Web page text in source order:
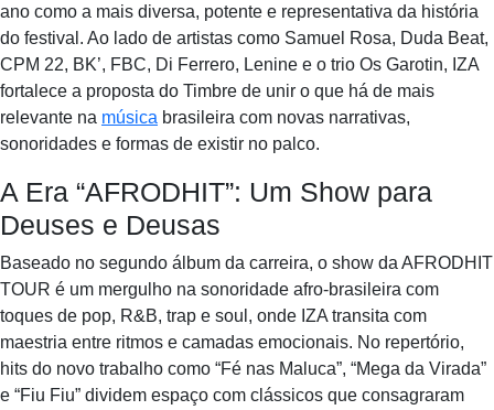
ano como a mais diversa, potente e representativa da história
do festival. Ao lado de artistas como Samuel Rosa, Duda Beat,
CPM 22, BK’, FBC, Di Ferrero, Lenine e o trio Os Garotin, IZA
fortalece a proposta do Timbre de unir o que há de mais
relevante na música brasileira com novas narrativas,
sonoridades e formas de existir no palco.
A Era “AFRODHIT”: Um Show para
Deuses e Deusas
Baseado no segundo álbum da carreira, o show da AFRODHIT
TOUR é um mergulho na sonoridade afro-brasileira com
toques de pop, R&B, trap e soul, onde IZA transita com
maestria entre ritmos e camadas emocionais. No repertório,
hits do novo trabalho como “Fé nas Maluca”, “Mega da Virada”
e “Fiu Fiu” dividem espaço com clássicos que consagraram